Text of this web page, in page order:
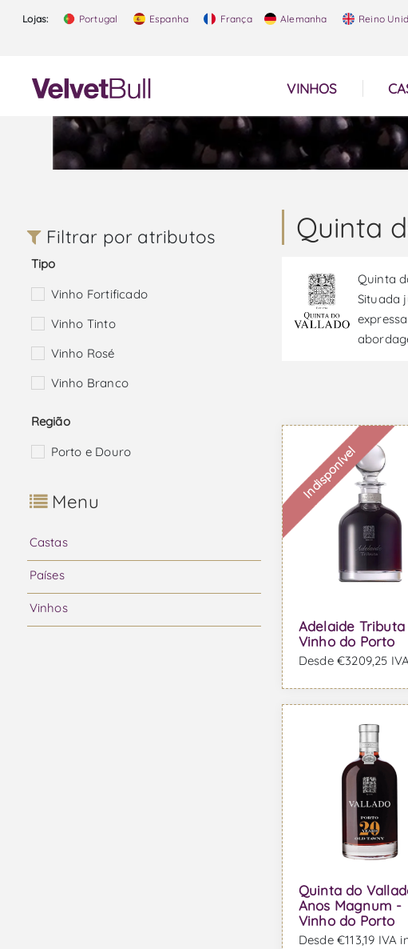
Lojas: Portugal Espanha França Alemanha Reino
VINHOS
Quinta
Quinta
Situada
Indisponível
Adelaide
Vinho do Porto
Desde €3209,25
Quinta do
Anos Magnum -
Vinho do Porto
Desde €113,19 IVA
Filtrar por atributos
Tipo
Vinho Fortificado
Vinho Tinto
Vinho Rosé
Vinho Branco
Região
Porto e Douro
Menu
Castas
Países
Vinhos